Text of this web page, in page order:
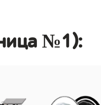
№1):